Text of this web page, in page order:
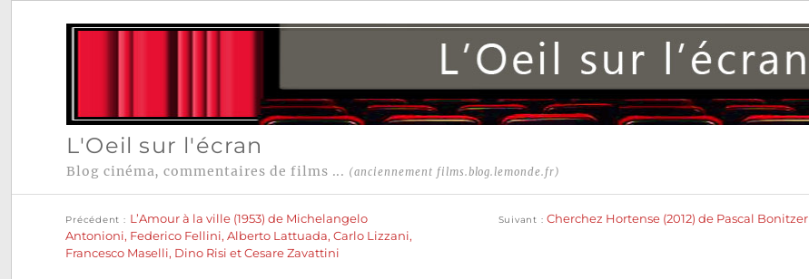
L'Oeil sur l'écran
Blog cinéma, commentaires de films ... (anciennement films.blog.lemonde.fr)
Navigation
de
Précédent
L’Amour à la ville (1953) de Michelangelo
Antonioni, Federico Fellini, Alberto Lattuada, Carlo Lizzani,
Francesco Maselli, Dino Risi et Cesare Zavattini
Suivant Cherchez Hortense (2012) de Pascal Bonitzer